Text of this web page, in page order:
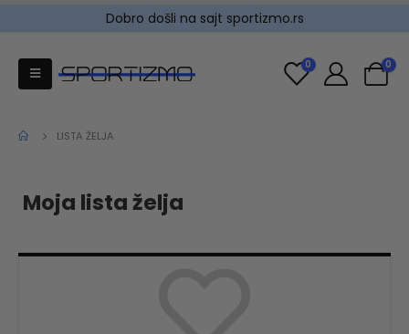
Dobro došli na sajt sportizmo.rs
0 0
LISTA ŽELJA
Moja lista želja